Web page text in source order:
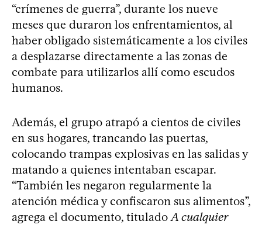
“crímenes de guerra”, durante los nueve
meses que duraron los enfrentamientos, al
haber obligado sistemáticamente a los civiles
a desplazarse directamente a las zonas de
combate para utilizarlos allí como escudos
humanos.
Además, el grupo atrapó a cientos de civiles
en sus hogares, trancando las puertas,
colocando trampas explosivas en las salidas y
matando a quienes intentaban escapar.
“También les negaron regularmente la
atención médica y confiscaron sus alimentos”,
agrega el documento, tituladoA cualquier